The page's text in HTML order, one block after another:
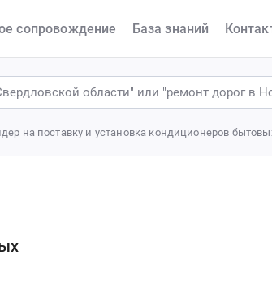
сопровождение База знаний
на поставку и установка кондиционеров